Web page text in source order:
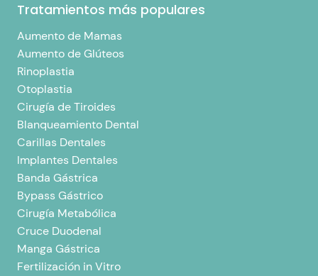
Tratamientos más populares
Aumento de Mamas
Aumento de Glúteos
Rinoplastia
Otoplastia
Cirugía de Tiroides
Blanqueamiento Dental
Carillas Dentales
Implantes Dentales
Banda Gástrica
Bypass Gástrico
Cirugía Metabólica
Cruce Duodenal
Manga Gástrica
Fertilización in Vitro